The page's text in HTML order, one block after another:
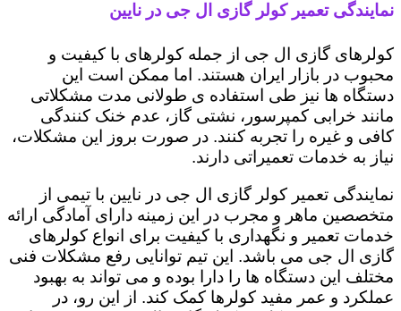
نمایندگی تعمیر کولر گازی ال جی در نایین
کولرهای گازی ال جی از جمله کولرهای با کیفیت و
محبوب در بازار ایران هستند. اما ممکن است این
دستگاه ها نیز طی استفاده ی طولانی مدت مشکلاتی
مانند خرابی کمپرسور، نشتی گاز، عدم خنک کنندگی
کافی و غیره را تجربه کنند. در صورت بروز این مشکلات،
نیاز به خدمات تعمیراتی دارند.
نمایندگی تعمیر کولر گازی ال جی در نایین با تیمی از
متخصصین ماهر و مجرب در این زمینه دارای آمادگی ارائه
خدمات تعمیر و نگهداری با کیفیت برای انواع کولرهای
گازی ال جی می باشد. این تیم توانایی رفع مشکلات فنی
مختلف این دستگاه ها را دارا بوده و می تواند به بهبود
عملکرد و عمر مفید کولرها کمک کند. از این رو، در